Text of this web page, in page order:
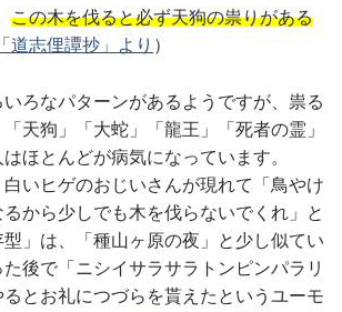
この木を伐ると必ず天狗の祟りがある
「道志俚譚抄」より ）
ろなパターンがあるようですが、祟る
天狗」「大蛇」「龍王」「死者の霊」
ほとんどが病気になっています。
いヒゲのおじいさんが現れて「鳥やけ
から少しでも木を伐らないでくれ」と
」は、「種山ヶ原の夜」と少し似てい
後で「ニシイサラサラトンピンパラリ
とお礼につづらを貰えたというユーモ